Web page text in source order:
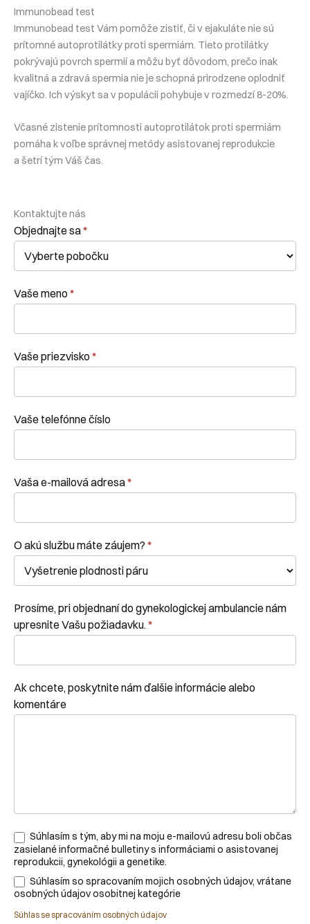
Immunobead test
Immunobead test Vám pomôže zistiť, či v ejakuláte nie sú
prítomné autoprotilátky proti spermiám. Tieto protilátky
pokrývajú povrch spermií a môžu byť dôvodom, prečo inak
kvalitná a zdravá spermia nie je schopná prirodzene oplodniť
vajíčko. Ich výskyt sa v populácii pohybuje v rozmedzí 8-20%.
Včasné zistenie prítomnosti autoprotilátok proti spermiám
pomáha k voľbe správnej metódy asistovanej reprodukcie
a šetrí tým Váš čas.
Kontaktujte nás
Kontaktní
formulár
Objednajte sa*
Vaše meno *
Vaše priezvisko *
Vaše telefónne číslo
Vaša e-mailová adresa*
O akú službu máte záujem? *
Prosíme, pri objednaní do gynekologickej ambulancie nám
upresnite Vašu požiadavku.*
Ak chcete, poskytnite nám ďalšie informácie alebo
komentáre
Súhlasím s tým, aby mi na moju e-mailovú adresu boli občas
zasielané informačné bulletiny s informáciami o asistovanej
reprodukcii, gynekológii a genetike.
Súhlasím so spracovaním mojich osobných údajov, vrátane
osobných údajov osobitnej kategórie
Súhlas se spracováním osobných údajov